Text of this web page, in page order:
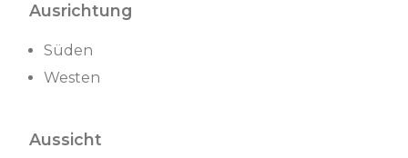
Ausrichtung
Süden
Westen
Aussicht